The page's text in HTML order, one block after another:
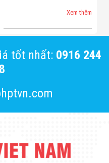
Xem thêm
tốt nhất: 0916 244